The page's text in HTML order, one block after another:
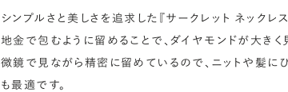
シンプルさと美しさを追求した『サークレット ネックレス
地金で包むように留めることで、ダイヤモンドが大きく
微鏡で見ながら精密に留めているので、ニットや髪に
も最適です。